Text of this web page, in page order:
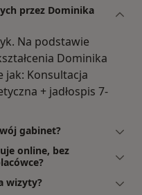
przez Dominika
Na podstawie
Dominika
jak: Konsultacja
+ jadłospis 7-
gabinet?
online, bez
wizyty?